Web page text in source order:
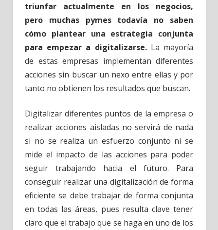
triunfar actualmente en los negocios,
pero muchas pymes todavía no saben
cómo plantear una estrategia conjunta
para empezar a digitalizarse.La mayoría
de estas empresas implementan diferentes
acciones sin buscar un nexo entre ellas y por
tanto no obtienen los resultados que buscan.
Digitalizar diferentes puntos de la empresa o
realizar acciones aisladas no servirá de nada
si no se realiza un esfuerzo conjunto ni se
mide el impacto de las acciones para poder
seguir trabajando hacia el futuro. Para
conseguir realizar una digitalización de forma
eficiente se debe trabajar de forma conjunta
en todas las áreas, pues resulta clave tener
claro que el trabajo que se haga en uno de los